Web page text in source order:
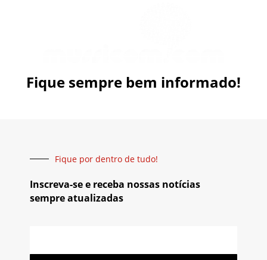
Fique sempre bem informado!
Fique por dentro de tudo!
Inscreva-se e receba nossas notícias
sempre atualizadas